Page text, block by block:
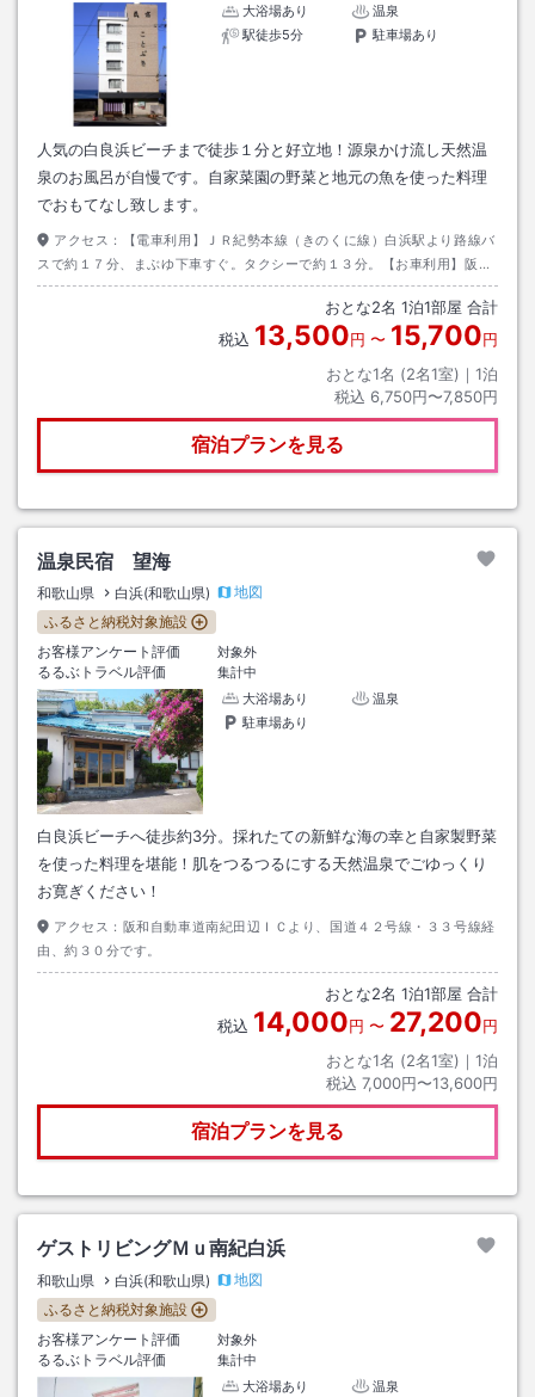
大浴場あり
温泉
駅徒歩5分
駐車場あり
人気の白良浜ビーチまで徒歩１分と好立地！源泉かけ流し天然温
泉のお風呂が自慢です。自家菜園の野菜と地元の魚を使った料理
でおもてなし致します。
アクセス：
【電車利用】ＪＲ紀勢本線（きのくに線）白浜駅より路線バ
スで約１７分、まぶゆ下車すぐ。タクシーで約１３分。【お車利用】阪和
自動車道南紀田辺Ｉ．Ｃより国道４２号線で白浜方面へ約１５分。
おとな2名 1泊1部屋 合計
税込 13,500円 〜 15,700円
おとな1名 (2名1室)｜ 1泊
税込 6,750円〜7,850円
宿泊プランを見る
温泉民宿 望海
和歌山県 白浜(和歌山県)
地図
ふるさと納税対象施設
お客様アンケート評価
対象外
るるぶトラベル評価
集計中
大浴場あり
温泉
駐車場あり
白良浜ビーチへ徒歩約3分。採れたての新鮮な海の幸と自家製野菜
を使った料理を堪能！肌をつるつるにする天然温泉でごゆっくり
お寛ぎください！
アクセス： 阪和自動車道南紀田辺ＩＣより、国道４２号線・３３号線経
由、約３０分です。
おとな2名 1泊1部屋 合計
税込 14,000円 〜 27,200円
おとな1名 (2名1室)｜ 1泊
税込 7,000円〜13,600円
宿泊プランを見る
ゲストリビングＭｕ南紀白浜
和歌山県 白浜(和歌山県)
地図
ふるさと納税対象施設
お客様アンケート評価
対象外
るるぶトラベル評価
集計中
大浴場あり
温泉